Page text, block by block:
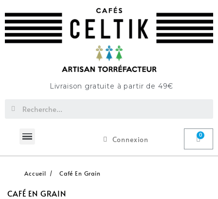
Livraison gratuite à partir de 49€
Connexion
Accueil Café En Grain
CAFÉ EN GRAIN